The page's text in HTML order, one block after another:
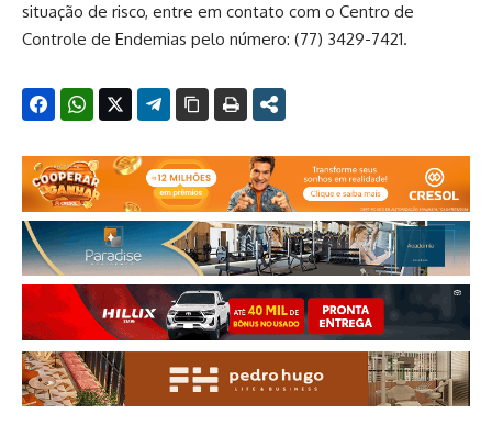
situação de risco, entre em contato com o Centro de
Controle de Endemias pelo número: (77) 3429-7421.